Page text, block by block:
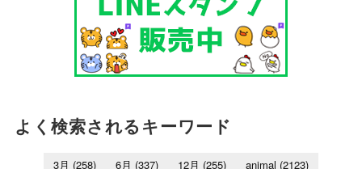
よく検索されるキーワード
3月 (258) 6月 (337) 12月 (255) animal (2123)